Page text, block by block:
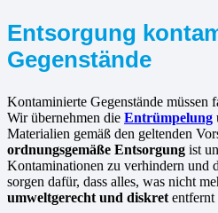
Entsorgung
Gegenstände
Kontaminierte Gegenstände müssen
Wir übernehmen die Entrümpelung
Materialien gemäß den geltenden
ordnungsgemäße Entsorgung ist
Kontaminationen zu verhindern und
sorgen dafür, dass alles, was nicht
umweltgerecht und diskret